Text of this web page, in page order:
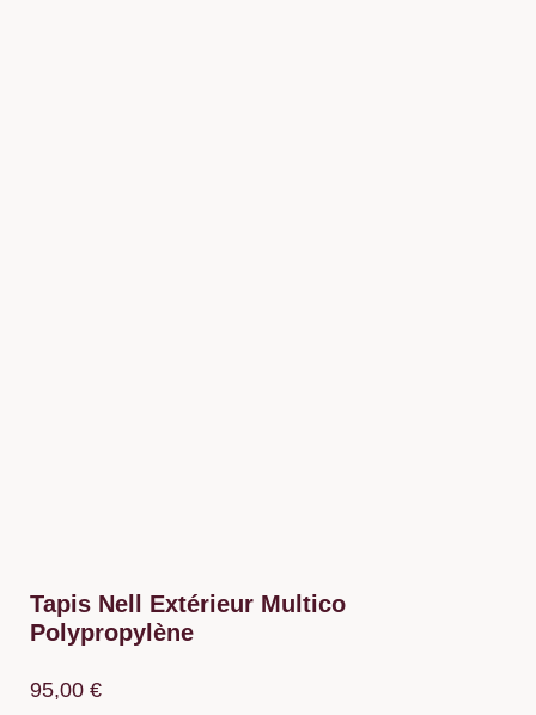
Tapis Nell Extérieur Multico
Polypropylène
95,00 €